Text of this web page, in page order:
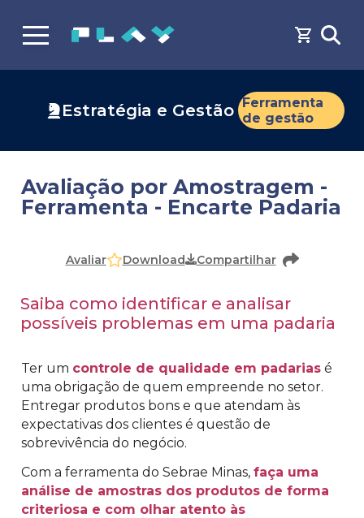
Estratégia e Gestão Ferramenta
de gestão
Avaliação por Amostragem -
Ferramenta - Encarte Padaria
cadastro para acessar o conteúdo
Avaliar Download Compartilhar
Saiba como identificar e analisar
possíveis problemas em uma padaria
Ter um controle de qualidade em padarias é
uma obrigação de quem empreende no setor.
Entregar produtos bons e que atendam às
expectativas dos clientes é questão de
sobrevivência do negócio.
Com a ferramenta do Sebrae Minas, faça uma
análise de amostras dos produtos de forma
criteriosa e com olhar atento às